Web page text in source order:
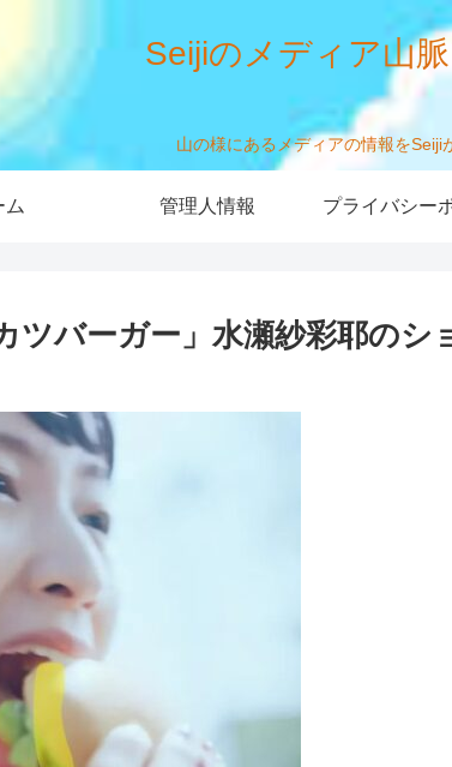
Seijiのメディア山
山の様にあるメディアの情報をSeiji
ム 管理人情報 プライバシー
ツバーガー」水瀬紗彩耶のシ